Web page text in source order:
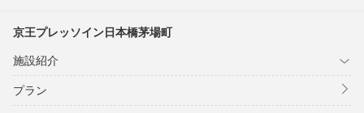
京王プレッソイン日本橋茅場町
施設紹介
プラン